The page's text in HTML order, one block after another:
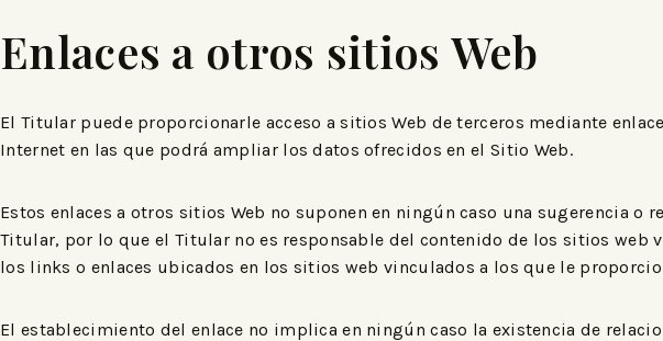
Enlaces a otros sitios Web
El Titular puede proporcionarle acceso a sitios Web de terceros mediante
Internet en las que podrá ampliar los datos ofrecidos en el Sitio Web.
Estos enlaces a otros sitios Web no suponen en ningún caso una sugerencia
Titular, por lo que el Titular no es responsable del contenido de los sitios
los links o enlaces ubicados en los sitios web vinculados a los que le
El establecimiento del enlace no implica en ningún caso la existencia de